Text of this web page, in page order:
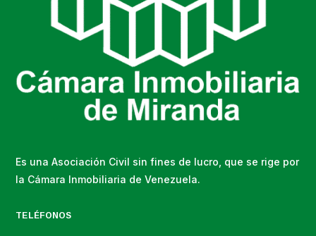
Es una Asociación Civil sin fines de lucro, que se rige por
la Cámara Inmobiliaria de Venezuela.
TELÉFONOS